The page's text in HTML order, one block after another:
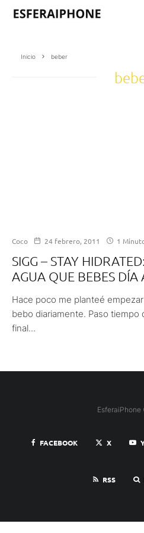
Inicio beber
Coco 24 febrero, 2011 1
SIGG – STAY
AGUA QUE BEBES DÍA
Hace poco me planteé
bebo diariamente. Paso tiempo
final...
FACEBOOK X
RSS